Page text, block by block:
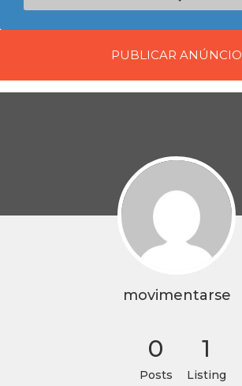
PUBLICAR ANÚNCIO
movimentarse
0
Posts
1
Listing